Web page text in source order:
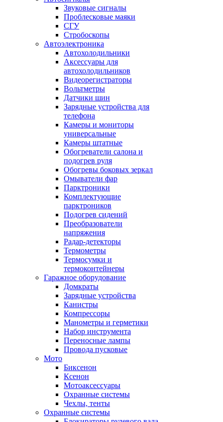
Звуковые сигналы
Проблесковые маяки
СГУ
Стробоскопы
Автоэлектроника
Автохолодильники
Аксессуары для
автохолодильников
Видеорегистраторы
Вольтметры
Датчики шин
Зарядные устройства для
телефона
Камеры и мониторы
универсальные
Камеры штатные
Обогреватели салона и
подогрев руля
Обогревы боковых зеркал
Омыватели фар
Парктроники
Комплектующие
парктроников
Подогрев сидений
Преобразователи
напряжения
Радар-детекторы
Термометры
Термосумки и
термоконтейнеры
Гаражное оборудование
Домкраты
Зарядные устройства
Канистры
Компрессоры
Манометры и герметики
Набор инструмента
Переносные лампы
Провода пусковые
Мото
Биксенон
Ксенон
Мотоаксессуары
Охранные системы
Чехлы, тенты
Охранные системы